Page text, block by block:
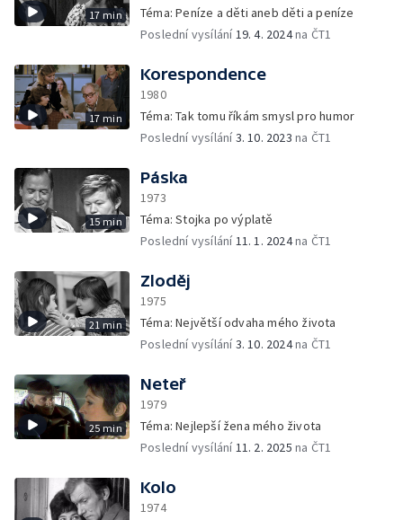
17 min
Téma: Peníze a děti aneb děti a peníze
Poslední vysílání19. 4. 2024na ČT1
17 min
Korespondence
1980
Téma: Tak tomu říkám smysl pro humor
Poslední vysílání3. 10. 2023 na ČT1
15 min
Páska
1973
Téma: Stojka po výplatě
Poslední vysílání11. 1. 2024na ČT1
21 min
Zloděj
1975
Téma: Největší odvaha mého života
Poslední vysílání3. 10. 2024na ČT1
25 min
Neteř
1979
Téma: Nejlepší žena mého života
Poslední vysílání11. 2. 2025 na ČT1
Kolo
1974